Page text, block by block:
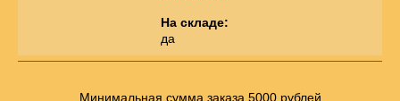
На складе:
да
Минимальная сумма заказа 5000 рублей